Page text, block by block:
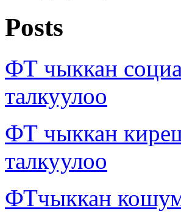
Posts
ФТ чыккан
талкуулоо
ФТ чыккан
талкуулоо
ФТчыккан